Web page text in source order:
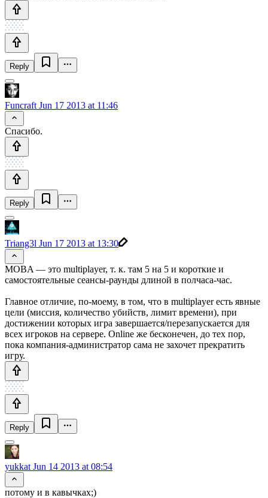
Reply
Funcraft Jun 17 2013 at 11:46
Спасибо.
Reply
Triang3l Jun 17 2013 at 13:30
MOBA — это multiplayer, т. к. там 5 на 5 и короткие и
самостоятельные сеансы-раунды длиной в полчаса-час.
Главное отличие, по-моему, в том, что в multiplayer есть явные
цели (миссия, количество убийств, лимит времени), при
достижении которых игра завершается/перезапускается для
всех игроков на сервере. Online же бесконечен, до тех пор,
пока компания-администратор сама не захочет прекратить
игру.
Reply
yukkat Jun 14 2013 at 08:54
потому и в кавычках;)